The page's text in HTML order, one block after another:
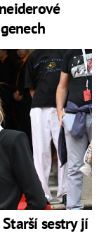
sestry jí